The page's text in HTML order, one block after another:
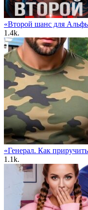
«Второй шанс для
1.4k.
«Генерал. Как
1.1k.